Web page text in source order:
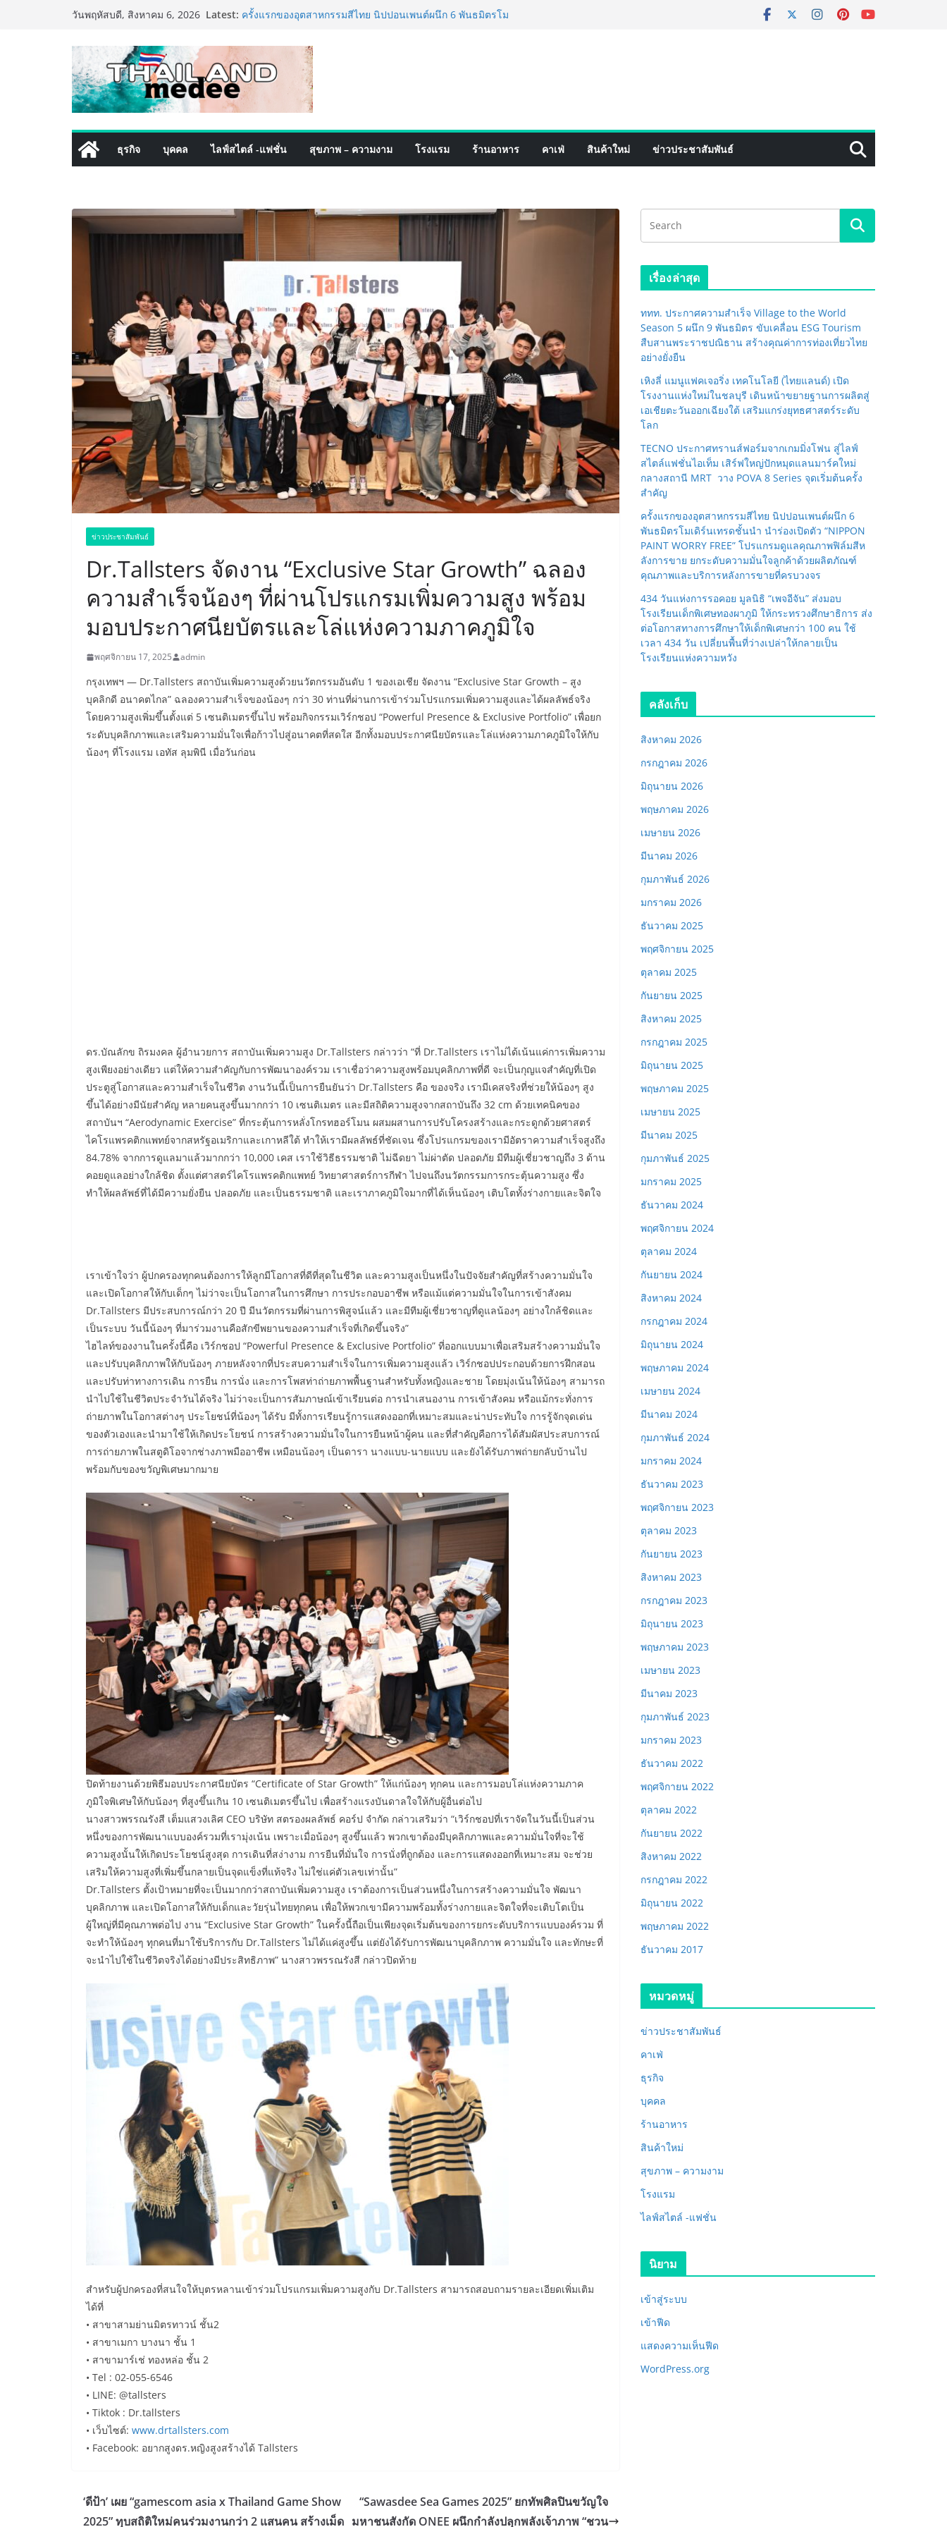
วันพฤหัสบดี, สิงหาคม 6, 2026 Latest: ครั้งแรกของอุตสาหกรรมสีไทย นิปปอนเพนต์ผนึก 6 พันธมิตรโม
ลูกค้าด้วยผลิตภัณฑ์คุณภาพและบริการหลังการขายที่ครบวงจร
434 วันแห่งการรอคอย มูลนิธิ “เพจอีจัน” ส่งมอบ โรงเรียนเด็กพิเศษ
ทองผาภูมิ ให้กระทรวงศึกษาธิการ ส่งต่อโอกาสทางการศึกษาให้เด็ก
พิเศษกว่า 100 คน ใช้เวลา 434 วัน เปลี่ยนพื้นที่ว่างเปล่าให้กลาย
เป็นโรงเรียนแห่งความหวัง
ททท. ประกาศความสำเร็จ Village to the World Season 5 ผนึก 9
พันธมิตร ขับเคลื่อน ESG Tourism สืบสานพระราชปณิธาน สร้าง
คุณค่าการท่องเที่ยวไทยอย่างยั่งยืน
เหิงลี่ แมนูแฟคเจอริ่ง เทคโนโลยี (ไทยแลนด์) เปิดโรงงานแห่งใหม่
TECNO ประกาศทรานส์ฟอร์มจากเกมมิ่งโฟน สู่ไลฟ์สไตล์แฟชั่นไอ
เท็ม เสิร์ฟใหญ่ปักหมุดแลนมาร์คใหม่กลางสถานี MRT วาง POVA
ธุรกิจ บุคคล ไลฟ์สไตล์ -แฟชั่น สุขภาพ – ความงาม โรงแรม ร้านอาหาร คาเฟ่ สินค้าใหม่ ข่าวประชาสัมพันธ์
ข่าวประชาสัมพันธ์
Dr.Tallsters จัดงาน “Exclusive Star Growth” ฉลอง
ความสำเร็จน้องๆ ที่ผ่านโปรแกรมเพิ่มความสูง พร้อม
มอบประกาศนียบัตรและโล่แห่งความภาคภูมิใจ
พฤศจิกายน 17, 2025 admin
กรุงเทพฯ — Dr.Tallsters สถาบันเพิ่มความสูงด้วยนวัตกรรมอันดับ 1 ของเอเชีย จัดงาน “Exclusive Star Growth – สูง
บุคลิกดี อนาคตไกล” ฉลองความสำเร็จของน้องๆ กว่า 30 ท่านที่ผ่านการเข้าร่วมโปรแกรมเพิ่มความสูงและได้ผลลัพธ์จริง
โดยความสูงเพิ่มขึ้นตั้งแต่ 5 เซนติเมตรขึ้นไป พร้อมกิจกรรมเวิร์กชอป “Powerful Presence & Exclusive Portfolio” เพื่อยก
ระดับบุคลิกภาพและเสริมความมั่นใจเพื่อก้าวไปสู่อนาคตที่สดใส อีกทั้งมอบประกาศนียบัตรและโล่แห่งความภาคภูมิใจให้กับ
น้องๆ ที่โรงแรม เอทัส ลุมพินี เมื่อวันก่อน
ดร.บัณลักข ถิรมงคล ผู้อำนวยการ สถาบันเพิ่มความสูง Dr.Tallsters กล่าวว่า “ที่ Dr.Tallsters เราไม่ได้เน้นแค่การเพิ่มความ
สูงเพียงอย่างเดียว แต่ให้ความสำคัญกับการพัฒนาองค์รวม เราเชื่อว่าความสูงพร้อมบุคลิกภาพที่ดี จะเป็นกุญแจสำคัญที่เปิด
ประตูสู่โอกาสและความสำเร็จในชีวิต งานวันนี้เป็นการยืนยันว่า Dr.Tallsters คือ ของจริง เรามีเคสจริงที่ช่วยให้น้องๆ สูง
ขึ้นได้อย่างมีนัยสำคัญ หลายคนสูงขึ้นมากกว่า 10 เซนติเมตร และมีสถิติความสูงจากสถาบันถึง 32 cm ด้วยเทคนิคของ
สถาบันฯ “Aerodynamic Exercise” ที่กระตุ้นการหลั่งโกรทฮอร์โมน ผสมผสานการปรับโครงสร้างและกระดูกด้วยศาสตร์
ไคโรแพรคติกแพทย์จากสหรัฐอเมริกาและเกาหลีใต้ ทำให้เรามีผลลัพธ์ที่ชัดเจน ซึ่งโปรแกรมของเรามีอัตราความสำเร็จสูงถึง
84.78% จากการดูแลมาแล้วมากกว่า 10,000 เคส เราใช้วิธีธรรมชาติ ไม่ฉีดยา ไม่ผ่าตัด ปลอดภัย มีทีมผู้เชี่ยวชาญถึง 3 ด้าน
คอยดูแลอย่างใกล้ชิด ตั้งแต่ศาสตร์ไคโรแพรคติกแพทย์ วิทยาศาสตร์การกีฬา ไปจนถึงนวัตกรรมการกระตุ้นความสูง ซึ่ง
ทำให้ผลลัพธ์ที่ได้มีความยั่งยืน ปลอดภัย และเป็นธรรมชาติ และเราภาคภูมิใจมากที่ได้เห็นน้องๆ เติบโตทั้งร่างกายและจิตใจ
เราเข้าใจว่า ผู้ปกครองทุกคนต้องการให้ลูกมีโอกาสที่ดีที่สุดในชีวิต และความสูงเป็นหนึ่งในปัจจัยสำคัญที่สร้างความมั่นใจ
และเปิดโอกาสให้กับเด็กๆ ไม่ว่าจะเป็นโอกาสในการศึกษา การประกอบอาชีพ หรือแม้แต่ความมั่นใจในการเข้าสังคม
Dr.Tallsters มีประสบการณ์กว่า 20 ปี มีนวัตกรรมที่ผ่านการพิสูจน์แล้ว และมีทีมผู้เชี่ยวชาญที่ดูแลน้องๆ อย่างใกล้ชิดและ
เป็นระบบ วันนี้น้องๆ ที่มาร่วมงานคือสักขีพยานของความสำเร็จที่เกิดขึ้นจริง”
ไฮไลท์ของงานในครั้งนี้คือ เวิร์กชอป “Powerful Presence & Exclusive Portfolio” ที่ออกแบบมาเพื่อเสริมสร้างความมั่นใจ
และปรับบุคลิกภาพให้กับน้องๆ ภายหลังจากที่ประสบความสำเร็จในการเพิ่มความสูงแล้ว เวิร์กชอปประกอบด้วยการฝึกสอน
และปรับท่าทางการเดิน การยืน การนั่ง และการโพสท่าถ่ายภาพพื้นฐานสำหรับทั้งหญิงและชาย โดยมุ่งเน้นให้น้องๆ สามารถ
นำไปใช้ในชีวิตประจำวันได้จริง ไม่ว่าจะเป็นการสัมภาษณ์เข้าเรียนต่อ การนำเสนองาน การเข้าสังคม หรือแม้กระทั่งการ
ถ่ายภาพในโอกาสต่างๆ ประโยชน์ที่น้องๆ ได้รับ มีทั้งการเรียนรู้การแสดงออกที่เหมาะสมและน่าประทับใจ การรู้จักจุดเด่น
ของตัวเองและนำมาใช้ให้เกิดประโยชน์ การสร้างความมั่นใจในการยืนหน้าผู้คน และที่สำคัญคือการได้สัมผัสประสบการณ์
การถ่ายภาพในสตูดิโอจากช่างภาพมืออาชีพ เหมือนน้องๆ เป็นดารา นางแบบ-นายแบบ และยังได้รับภาพถ่ายกลับบ้านไป
พร้อมกับของขวัญพิเศษมากมาย
ปิดท้ายงานด้วยพิธีมอบประกาศนียบัตร “Certificate of Star Growth” ให้แก่น้องๆ ทุกคน และการมอบโล่แห่งความภาค
ภูมิใจพิเศษให้กับน้องๆ ที่สูงขึ้นเกิน 10 เซนติเมตรขึ้นไป เพื่อสร้างแรงบันดาลใจให้กับผู้อื่นต่อไป
นางสาวพรรณรังสี เต็มแสวงเลิศ CEO บริษัท สตรองผลลัพธ์ คอร์ป จำกัด กล่าวเสริมว่า “เวิร์กชอปที่เราจัดในวันนี้เป็นส่วน
หนึ่งของการพัฒนาแบบองค์รวมที่เรามุ่งเน้น เพราะเมื่อน้องๆ สูงขึ้นแล้ว พวกเขาต้องมีบุคลิกภาพและความมั่นใจที่จะใช้
ความสูงนั้นให้เกิดประโยชน์สูงสุด การเดินที่สง่างาม การยืนที่มั่นใจ การนั่งที่ถูกต้อง และการแสดงออกที่เหมาะสม จะช่วย
เสริมให้ความสูงที่เพิ่มขึ้นกลายเป็นจุดแข็งที่แท้จริง ไม่ใช่แค่ตัวเลขเท่านั้น”
Dr.Tallsters ตั้งเป้าหมายที่จะเป็นมากกว่าสถาบันเพิ่มความสูง เราต้องการเป็นส่วนหนึ่งในการสร้างความมั่นใจ พัฒนา
บุคลิกภาพ และเปิดโอกาสให้กับเด็กและวัยรุ่นไทยทุกคน เพื่อให้พวกเขามีความพร้อมทั้งร่างกายและจิตใจที่จะเติบโตเป็น
ผู้ใหญ่ที่มีคุณภาพต่อไป งาน “Exclusive Star Growth” ในครั้งนี้ถือเป็นเพียงจุดเริ่มต้นของการยกระดับบริการแบบองค์รวม ที่
จะทำให้น้องๆ ทุกคนที่มาใช้บริการกับ Dr.Tallsters ไม่ได้แค่สูงขึ้น แต่ยังได้รับการพัฒนาบุคลิกภาพ ความมั่นใจ และทักษะที่
จะนำไปใช้ในชีวิตจริงได้อย่างมีประสิทธิภาพ” นางสาวพรรณรังสี กล่าวปิดท้าย
สำหรับผู้ปกครองที่สนใจให้บุตรหลานเข้าร่วมโปรแกรมเพิ่มความสูงกับ Dr.Tallsters สามารถสอบถามรายละเอียดเพิ่มเติม
ได้ที่
• สาขาสามย่านมิตรทาวน์ ชั้น2
• สาขาเมกา บางนา ชั้น 1
• สาขามาร์เช่ ทองหล่อ ชั้น 2
• Tel : 02-055-6546
• LINE: @tallsters
• Tiktok : Dr.tallsters
• เว็บไซต์: www.drtallsters.com
• Facebook: อยากสูงดร.หญิงสูงสร้างได้ Tallsters
‘ดีป้า’ เผย “gamescom asia x Thailand Game Show
2025” ทุบสถิติใหม่คนร่วมงานกว่า 2 แสนคน สร้างเม็ด
“Sawasdee Sea Games 2025” ยกทัพศิลปินขวัญใจ
มหาชนสังกัด ONEE ผนึกกำลังปลุกพลังเจ้าภาพ “ชวน
เรื่องล่าสุด
ททท. ประกาศความสำเร็จ Village to the World
Season 5 ผนึก 9 พันธมิตร ขับเคลื่อน ESG Tourism
สืบสานพระราชปณิธาน สร้างคุณค่าการท่องเที่ยวไทย
อย่างยั่งยืน
เหิงลี่ แมนูแฟคเจอริ่ง เทคโนโลยี (ไทยแลนด์) เปิด
โรงงานแห่งใหม่ในชลบุรี เดินหน้าขยายฐานการผลิตสู่
เอเชียตะวันออกเฉียงใต้ เสริมแกร่งยุทธศาสตร์ระดับ
โลก
TECNO ประกาศทรานส์ฟอร์มจากเกมมิ่งโฟน สู่ไลฟ์
สไตล์แฟชั่นไอเท็ม เสิร์ฟใหญ่ปักหมุดแลนมาร์คใหม่
กลางสถานี MRT วาง POVA 8 Series จุดเริ่มต้นครั้ง
สำคัญ
ครั้งแรกของอุตสาหกรรมสีไทย นิปปอนเพนต์ผนึก 6
พันธมิตรโมเดิร์นเทรดชั้นนำ นำร่องเปิดตัว “NIPPON
PAINT WORRY FREE” โปรแกรมดูแลคุณภาพฟิล์มสีห
ลังการขาย ยกระดับความมั่นใจลูกค้าด้วยผลิตภัณฑ์
คุณภาพและบริการหลังการขายที่ครบวงจร
434 วันแห่งการรอคอย มูลนิธิ “เพจอีจัน” ส่งมอบ
โรงเรียนเด็กพิเศษทองผาภูมิ ให้กระทรวงศึกษาธิการ ส่ง
ต่อโอกาสทางการศึกษาให้เด็กพิเศษกว่า 100 คน ใช้
เวลา 434 วัน เปลี่ยนพื้นที่ว่างเปล่าให้กลายเป็น
โรงเรียนแห่งความหวัง
คลังเก็บ
สิงหาคม 2026
กรกฎาคม 2026
มิถุนายน 2026
พฤษภาคม 2026
เมษายน 2026
มีนาคม 2026
กุมภาพันธ์ 2026
มกราคม 2026
ธันวาคม 2025
พฤศจิกายน 2025
ตุลาคม 2025
กันยายน 2025
สิงหาคม 2025
กรกฎาคม 2025
มิถุนายน 2025
พฤษภาคม 2025
เมษายน 2025
มีนาคม 2025
กุมภาพันธ์ 2025
มกราคม 2025
ธันวาคม 2024
พฤศจิกายน 2024
ตุลาคม 2024
กันยายน 2024
สิงหาคม 2024
กรกฎาคม 2024
มิถุนายน 2024
พฤษภาคม 2024
เมษายน 2024
มีนาคม 2024
กุมภาพันธ์ 2024
มกราคม 2024
ธันวาคม 2023
พฤศจิกายน 2023
ตุลาคม 2023
กันยายน 2023
สิงหาคม 2023
กรกฎาคม 2023
มิถุนายน 2023
พฤษภาคม 2023
เมษายน 2023
มีนาคม 2023
กุมภาพันธ์ 2023
มกราคม 2023
ธันวาคม 2022
พฤศจิกายน 2022
ตุลาคม 2022
กันยายน 2022
สิงหาคม 2022
กรกฎาคม 2022
มิถุนายน 2022
พฤษภาคม 2022
ธันวาคม 2017
หมวดหมู่
ข่าวประชาสัมพันธ์
คาเฟ่
ธุรกิจ
บุคคล
ร้านอาหาร
สินค้าใหม่
สุขภาพ – ความงาม
โรงแรม
ไลฟ์สไตล์ -แฟชั่น
นิยาม
เข้าสู่ระบบ
เข้าฟีด
แสดงความเห็นฟีด
WordPress.org